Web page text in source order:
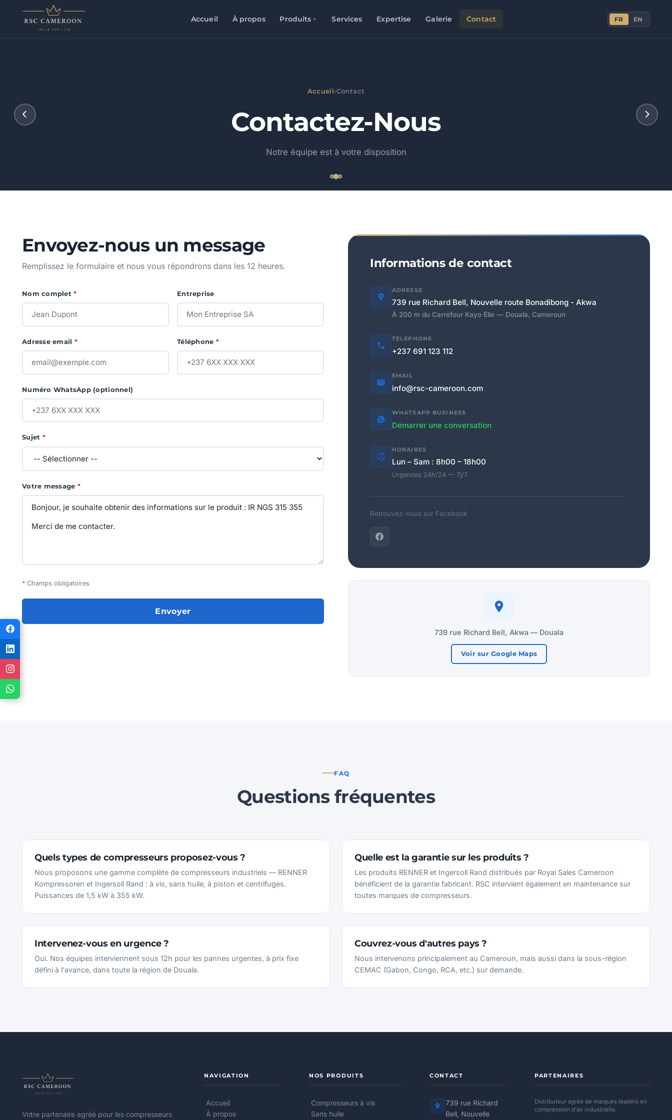
Accueil À propos Produits Services Expertise Galerie Contact FR EN
Accueil›Contact
Contactez-Nous
Notre équipe est à votre disposition
Envoyez-nous un message
Remplissez le formulaire et nous vous répondrons dans les 12 heures.
Nom complet * Entreprise
Adresse email * Téléphone *
Numéro WhatsApp (optionnel)
Sujet *
Votre message *
* Champs obligatoires
Envoyer
Informations de contact
ADRESSE
739 rue Richard Bell, Nouvelle route Bonadibong - Akwa
À 200 m du Carrefour Kayo Élie — Douala, Cameroun
TÉLÉPHONE
+237 691 123 112
EMAIL
info@rsc-cameroon.com
WHATSAPP BUSINESS
Démarrer une conversation
HORAIRES
Lun – Sam : 8h00 – 18h00
Urgences 24h/24 — 7j/7
Retrouvez-nous sur Facebook
739 rue Richard Bell, Akwa — Douala
Voir sur Google Maps
FAQ
Questions fréquentes
Quels types de compresseurs proposez-vous ?
Nous proposons une gamme complète de compresseurs industriels — RENNER
Kompressoren et Ingersoll Rand : à vis, sans huile, à piston et centrifuges.
Puissances de 1,5 kW à 355 kW.
Quelle est la garantie sur les produits ?
Les produits RENNER et Ingersoll Rand distribués par Royal Sales Cameroon
bénéficient de la garantie fabricant. RSC intervient également en maintenance sur
toutes marques de compresseurs.
Intervenez-vous en urgence ?
Oui. Nos équipes interviennent sous 12h pour les pannes urgentes, à prix fixe
défini à l'avance, dans toute la région de Douala.
Couvrez-vous d'autres pays ?
Nous intervenons principalement au Cameroun, mais aussi dans la sous-région
CEMAC (Gabon, Congo, RCA, etc.) sur demande.
Votre partenaire agréé pour les compresseurs
NAVIGATION
Accueil
À propos
NOS PRODUITS
Compresseurs à vis
Sans huile
CONTACT
739 rue Richard
Bell, Nouvelle
PARTENAIRES
Distributeur agréé de marques leaders en
compression d'air industrielle.